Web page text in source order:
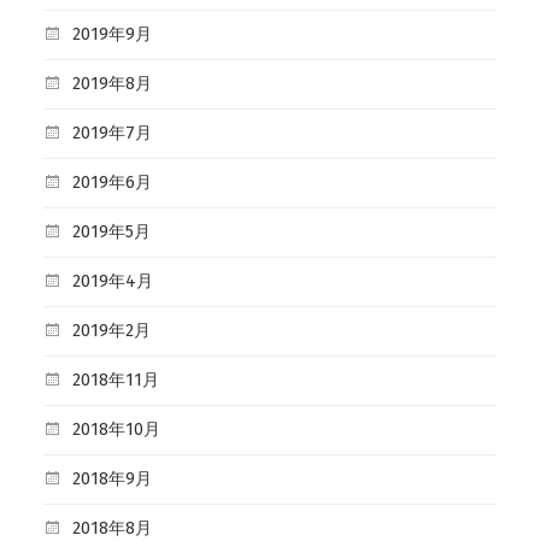
2019年9月
2019年8月
2019年7月
2019年6月
2019年5月
2019年4月
2019年2月
2018年11月
2018年10月
2018年9月
2018年8月